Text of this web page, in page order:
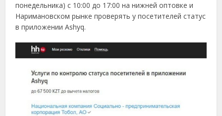
понедельника) с 10:00 до 17:00 на нижней оптовке и
Наримановском рынке проверять у посетителей статус
в приложении Ashyq.